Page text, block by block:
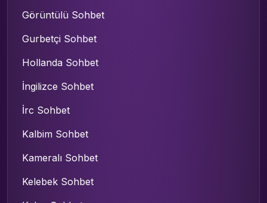
Görüntülü Sohbet
Gurbetçi Sohbet
Hollanda Sohbet
İngilizce Sohbet
İrc Sohbet
Kalbim Sohbet
Kameralı Sohbet
Kelebek Sohbet